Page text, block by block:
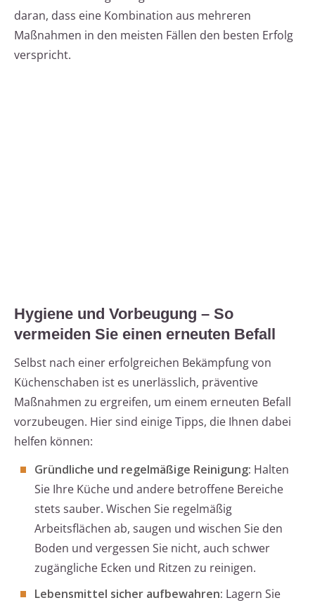
daran, dass eine Kombination aus mehreren
Maßnahmen in den meisten Fällen den besten Erfolg
verspricht.
Hygiene und Vorbeugung – So
vermeiden Sie einen erneuten Befall
Selbst nach einer erfolgreichen Bekämpfung von
Küchenschaben ist es unerlässlich, präventive
Maßnahmen zu ergreifen, um einem erneuten Befall
vorzubeugen. Hier sind einige Tipps, die Ihnen dabei
helfen können:
Gründliche und regelmäßige Reinigung: Halten
Sie Ihre Küche und andere betroffene Bereiche
stets sauber. Wischen Sie regelmäßig
Arbeitsflächen ab, saugen und wischen Sie den
Boden und vergessen Sie nicht, auch schwer
zugängliche Ecken und Ritzen zu reinigen.
Lebensmittel sicher aufbewahren: Lagern Sie